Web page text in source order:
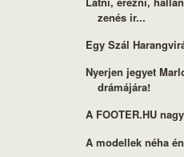
zenés ir...
Egy Szál
Nyerjen jegyet
drámájára!
A FOOTER.HU
A modellek néha